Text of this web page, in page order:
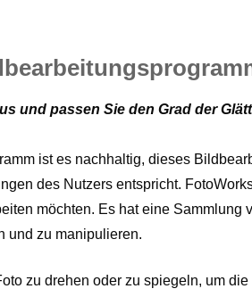
und passen Sie den Grad der
ist es nachhaltig, dieses
des Nutzers entspricht.
möchten. Es hat eine Sammlung
und zu manipulieren.
zu drehen oder zu spiegeln, um